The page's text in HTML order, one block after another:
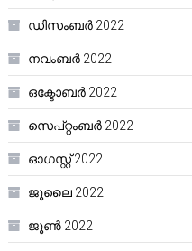
ഡിസംബർ 2022
നവംബർ 2022
ഒക്ടോബർ 2022
സെപ്റ്റംബർ 2022
ഓഗസ്റ്റ്‌ 2022
ജൂലൈ 2022
ജൂൺ 2022